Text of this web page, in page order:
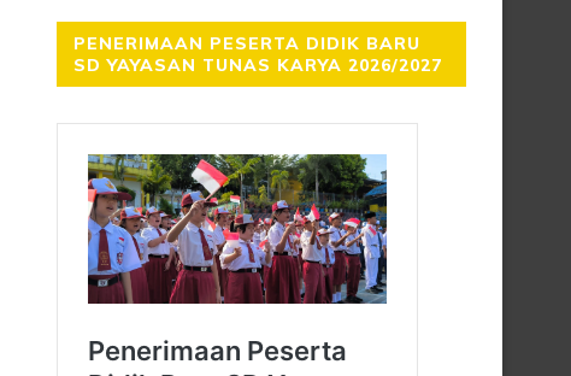
PENERIMAAN PESERTA DIDIK BARU
SD YAYASAN TUNAS KARYA 2026/2027